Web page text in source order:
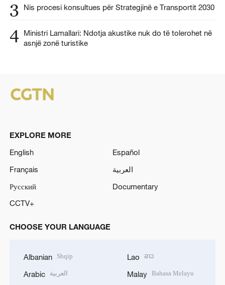
3 Nis procesi konsultues për Strategjinë e Transportit 2030
4 Ministri Lamallari: Ndotja akustike nuk do të tolerohet në
asnjë zonë turistike
EXPLORE MORE
English
Español
Français
العربية
Русский
Documentary
CCTV+
CHOOSE YOUR LANGUAGE
Albanian Shqip
Arabic العربية
Lao ລາວ
Malay Bahasa Melayu